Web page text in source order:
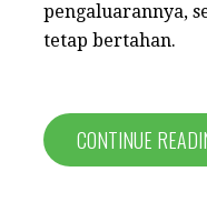
pengaluarannya,
tetap bertahan.
CONTINUE